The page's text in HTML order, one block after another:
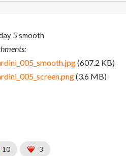
5 smooth
(607.2 KB)
(3.6 MB)
10 3